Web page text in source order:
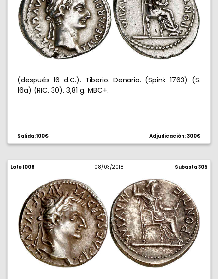
(después 16 d.C.). Tiberio. Denario. (Spink 1763) (S.
16a) (RIC. 30). 3,81 g. MBC+.
Salida: 100€ Adjudicación: 300€
Lote 1008 08/03/2018 Subasta 305